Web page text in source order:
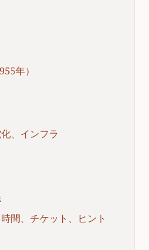
年）
、インフラ
間、チケット、ヒント